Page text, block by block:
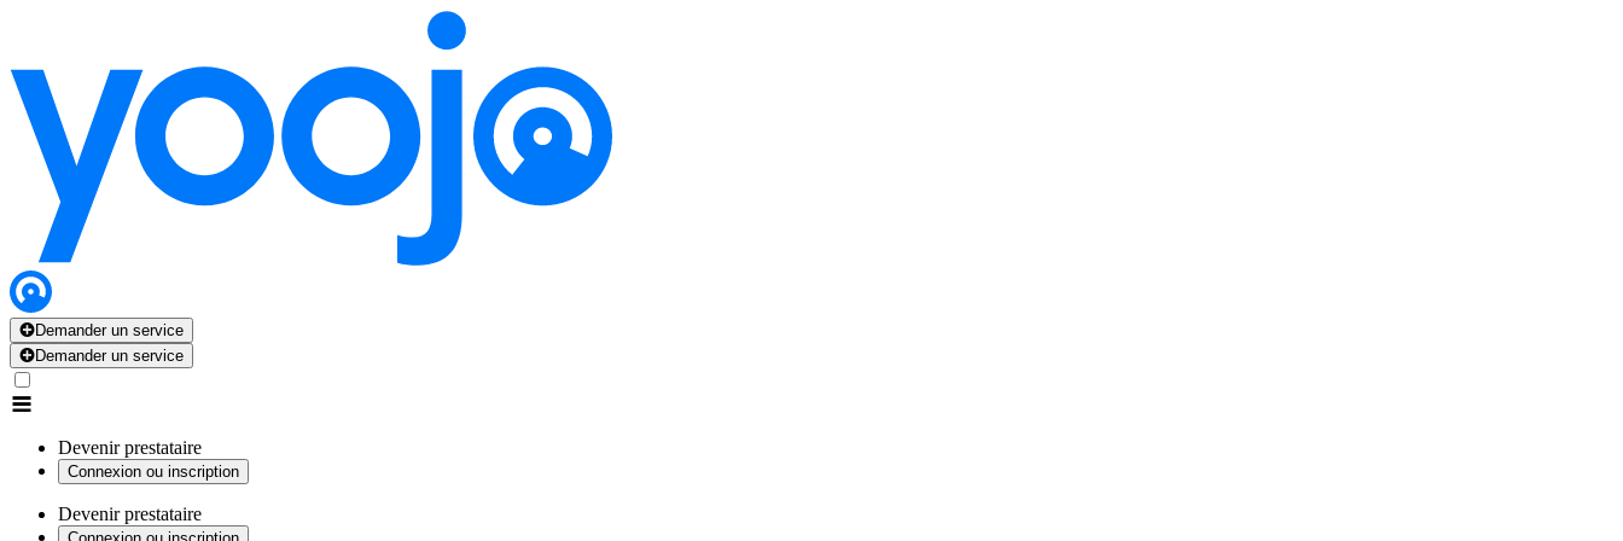
Demander un service
Demander un service
Devenir prestataire
Connexion ou inscription
Devenir prestataire